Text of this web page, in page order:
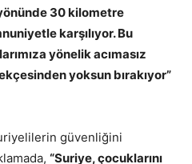
30 kilometre
karşılıyor. Bu
yönelik acımasız
yoksun bırakıyor”
güvenliğini
“Suriye, çocuklarını